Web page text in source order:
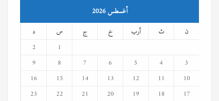
أغسطس 2026
ن ث أرب خ ج س
د
1
2
3
4
5
6
7
8
9
10
11
12
13
14
15
16
17
18
19
20
21
22
23